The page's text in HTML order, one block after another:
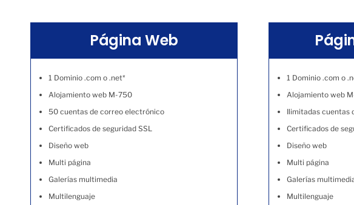
Página Web
1 Dominio .com o .net*
Alojamiento web M-750
50 cuentas de correo electrónico
Certificados de seguridad SSL
Diseño web
Multi página
Galerías multimedia
Multilenguaje
1 Dominio .com o
Alojamiento web
Ilimitadas cuentas
Certificados de
Diseño web
Multi página
Galerías
Multilenguaje